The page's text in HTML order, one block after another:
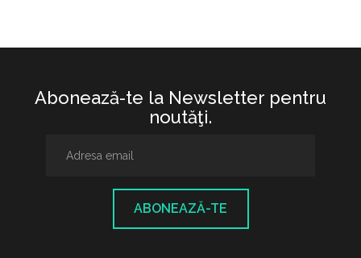
Abonează-te la Newsletter pentru
noutăţi.
ABONEAZĂ-TE